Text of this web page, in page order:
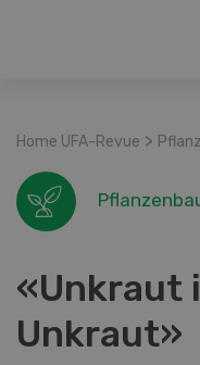
Home UFA-Revue >
«Unkraut
Unkraut»